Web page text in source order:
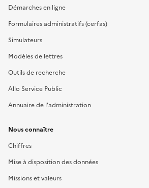
Démarches en ligne
Formulaires administratifs (cerfas)
Simulateurs
Modèles de lettres
Outils de recherche
Allo Service Public
Annuaire de l'administration
Nous connaître
Chiffres
Mise à disposition des données
Missions et valeurs